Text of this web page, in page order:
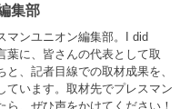
集部
マンユニオン編集部。I did
葉に、皆さんの代表として取
、記者目線での取材成果を、
ています。取材先でプレスマン
、ぜひ声をかけてください！